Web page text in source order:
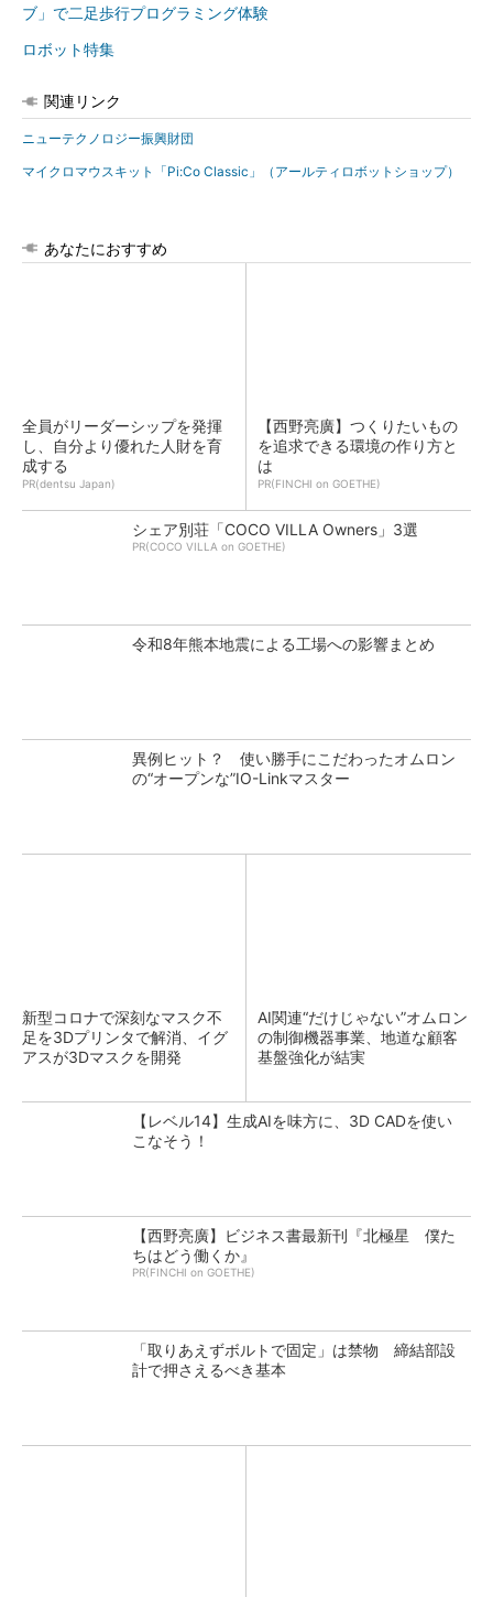
ブ」で二足歩行プログラミング体験
ロボット特集
関連リンク
ニューテクノロジー振興財団
マイクロマウスキット「Pi:Co Classic」（アールティロボットショップ）
あなたにおすすめ
全員がリーダーシップを発揮
し、自分より優れた人財を育
成する
PR(dentsu Japan)
【西野亮廣】つくりたいもの
を追求できる環境の作り方と
は
PR(FINCHI on GOETHE)
シェア別荘「COCO VILLA Owners」3選
PR(COCO VILLA on GOETHE)
令和8年熊本地震による工場への影響まとめ
異例ヒット？ 使い勝手にこだわったオムロン
の“オープンな”IO-Linkマスター
新型コロナで深刻なマスク不
足を3Dプリンタで解消、イグ
アスが3Dマスクを開発
AI関連“だけじゃない”オムロン
の制御機器事業、地道な顧客
基盤強化が結実
【レベル14】生成AIを味方に、3D CADを使い
こなそう！
【西野亮廣】ビジネス書最新刊『北極星 僕た
ちはどう働くか』
PR(FINCHI on GOETHE)
「取りあえずボルトで固定」は禁物 締結部設
計で押さえるべき基本